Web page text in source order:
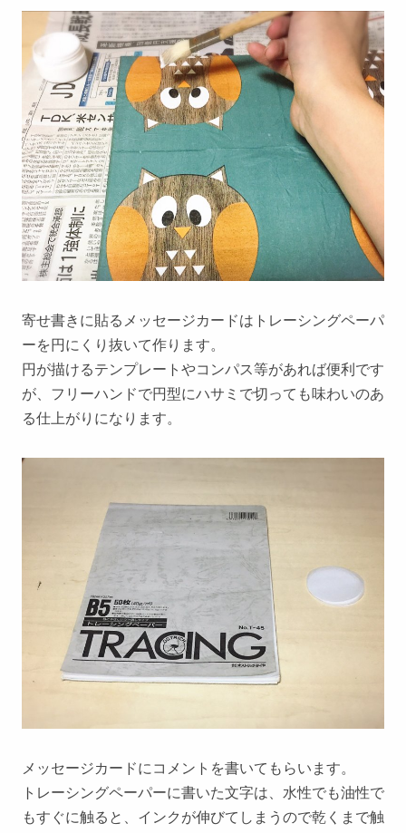
寄せ書きに貼るメッセージカードはトレーシングペーパ
ーを円にくり抜いて作ります。
円が描けるテンプレートやコンパス等があれば便利です
が、フリーハンドで円型にハサミで切っても味わいのあ
る仕上がりになります。
メッセージカードにコメントを書いてもらいます。
トレーシングペーパーに書いた文字は、水性でも油性で
もすぐに触ると、インクが伸びてしまうので乾くまで触